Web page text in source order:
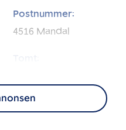
Postnummer:
4516 Mandal
BRA-i: